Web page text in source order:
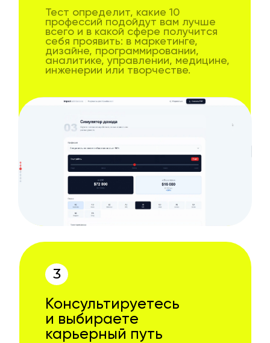
Консультируетесь
и выбираете
карьерный путь
Тест определит, какие 10
профессий подойдут вам лучше
всего и в какой сфере получится
себя проявить: в маркетинге,
дизайне, программировании,
аналитике, управлении, медицине,
инженерии или творчестве.
3